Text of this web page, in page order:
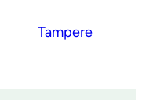
Tampere